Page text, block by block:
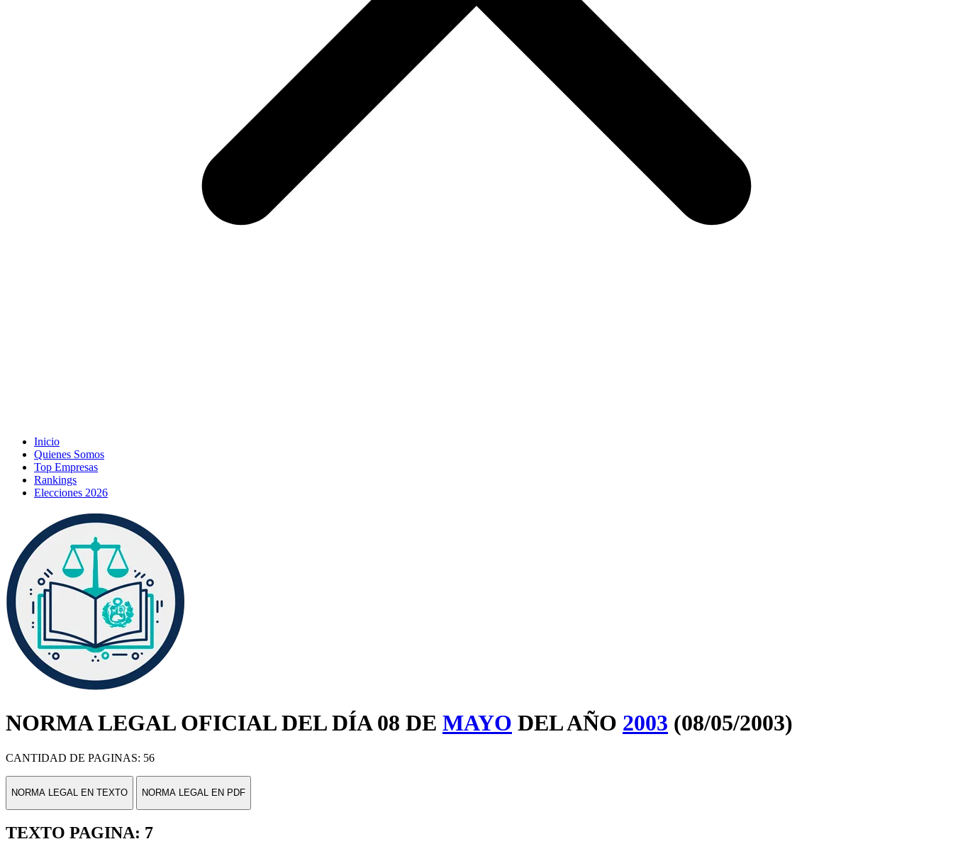
Inicio
Quienes Somos
Top Empresas
Rankings
Elecciones 2026
NORMA LEGAL OFICIAL DEL DÍA 08 DE MAYO DEL AÑO 2003 (08/05/2003)
CANTIDAD DE PAGINAS: 56
NORMA LEGAL EN TEXTO NORMA LEGAL EN PDF
TEXTO PAGINA: 7